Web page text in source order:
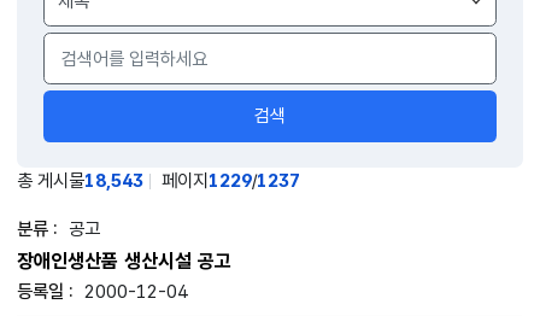
검색
총 게시물18,543 페이지 1229/1237
공고
장애인생산품 생산시설 공고
2000-12-04